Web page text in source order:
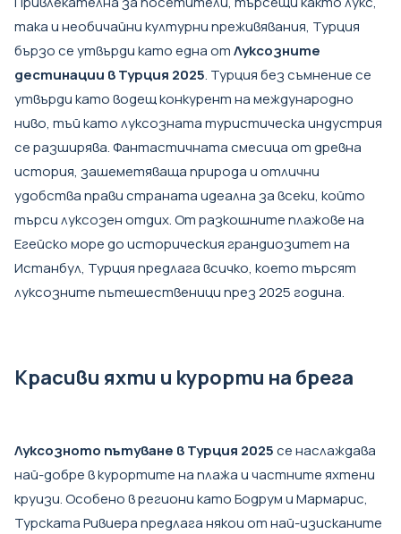
така и необичайни културни преживявания, Турция
бързо се утвърди като една отЛуксозните
дестинации в Турция 2025. Турция без съмнение се
утвърди като водещ конкурент на международно
ниво, тъй като луксозната туристическа индустрия
се разширява. Фантастичната смесица от древна
история, зашеметяваща природа и отлични
удобства прави страната идеална за всеки, който
търси луксозен отдих. От разкошните плажове на
Егейско море до историческия грандиозитет на
Истанбул, Турция предлага всичко, което търсят
луксозните пътешественици през 2025 година.
Красиви яхти и курорти на брега
Луксозното пътуване в Турция 2025се наслаждава
най-добре в курортите на плажа и частните яхтени
круизи. Особено в региони като Бодрум и Мармарис,
Турската Ривиера предлага някои от най-изисканите